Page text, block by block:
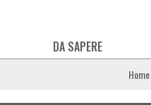
DA SAPERE
Home